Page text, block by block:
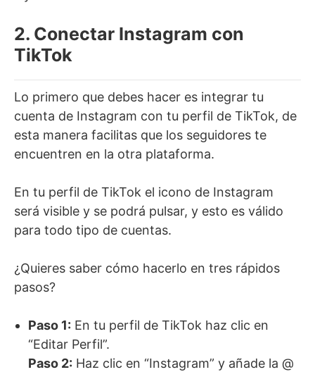
2. Conectar Instagram con
TikTok
Lo primero que debes hacer es integrar tu
cuenta de Instagram con tu perfil de TikTok, de
esta manera facilitas que los seguidores te
encuentren en la otra plataforma.
En tu perfil de TikTok el icono de Instagram
será visible y se podrá pulsar, y esto es válido
para todo tipo de cuentas.
¿Quieres saber cómo hacerlo en tres rápidos
pasos?
Paso 1: En tu perfil de TikTok haz clic en
“Editar Perfil”.
Paso 2: Haz clic en “Instagram” y añade la @